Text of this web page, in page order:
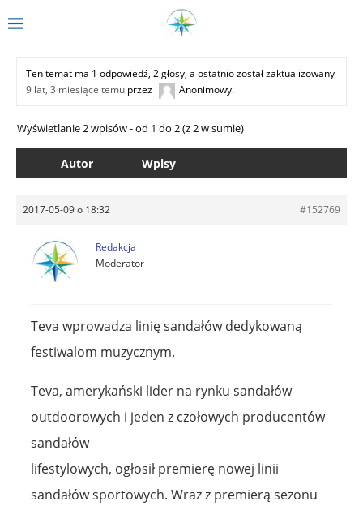
Ten temat ma 1 odpowiedź, 2 głosy, a ostatnio został zaktualizowany
9 lat, 3 miesiące temu przez Anonimowy.
Wyświetlanie 2 wpisów - od 1 do 2 (z 2 w sumie)
Autor Wpisy
2017-05-09 o 18:32 #152769
Redakcja
Moderator
Teva wprowadza linię sandałów dedykowaną
festiwalom muzycznym.
Teva, amerykański lider na rynku sandałów
outdoorowych i jeden z czołowych producentów
sandałów
lifestylowych, ogłosił premierę nowej linii
sandałów sportowych. Wraz z premierą sezonu